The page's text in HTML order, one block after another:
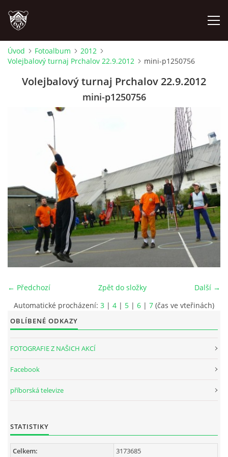
ÚVOD
PROBĚHLÉ AKCE
FOTOALBUM
VIDEA
INTERNÍ SEKCE
Úvod Fotoalbum
2012
Volejbalový turnaj Prchalov 22.9.2012
mini-p1250756
Volejbalový turnaj Prchalov 22.9.2012
mini-p1250756
← Předchozí Další →
Zpět do složky
Automatické procházení: 3 | 4 | 5 | 6 | 7 (čas ve vteřinách)
OBLÍBENÉ ODKAZY
FOTOGRAFIE Z NAŠICH AKCÍ
Facebook
příborská televize
STATISTIKY
Celkem: 3173685